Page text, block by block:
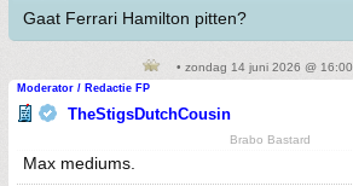
Gaat Ferrari Hamilton pitten?
• zondag 14 juni 2026 @
Moderator / Redactie FP
TheStigsDutchCousin
Brabo Bastard
Max mediums.